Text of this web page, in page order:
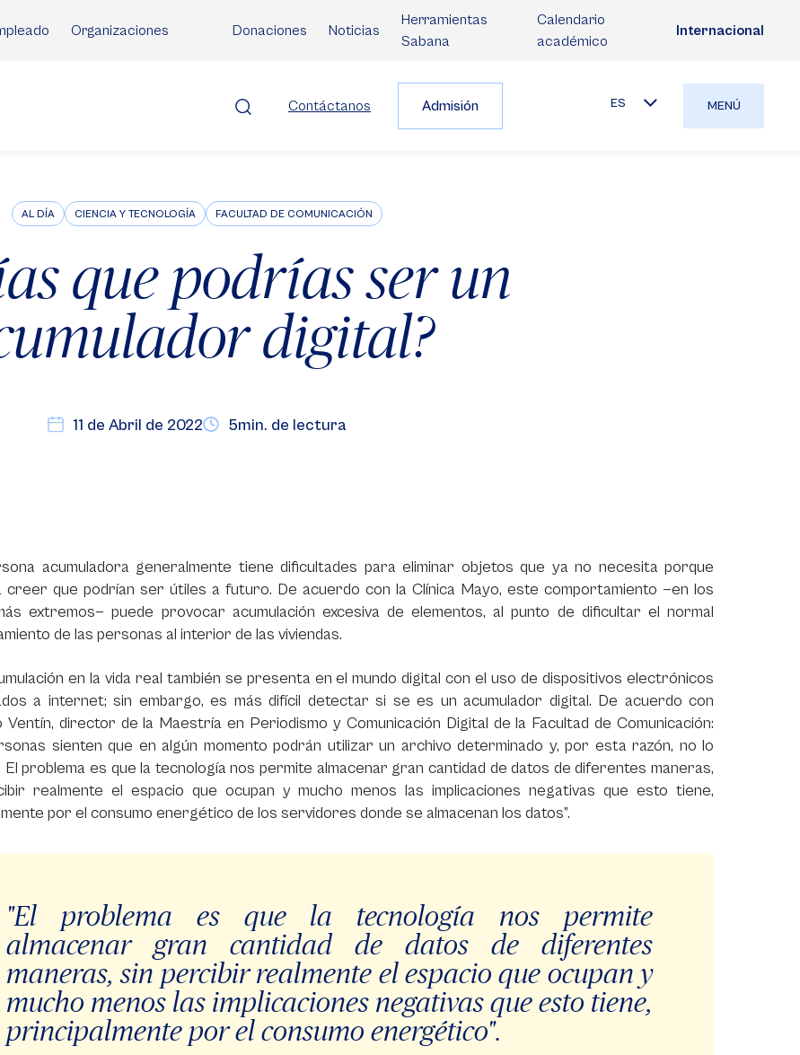
Organizaciones Donaciones Noticias
Herramientas
Sabana
Calendario
académico
Internacional
Contáctanos Admisión ES MENÚ
AL DÍA CIENCIA Y TECNOLOGÍA FACULTAD DE COMUNICACIÓN
que podrías ser un
digital?
11 de Abril de 2022 5min. de lectura
acumuladora generalmente tiene dificultades para eliminar objetos que ya no necesita porque
creer que podrían ser útiles a futuro. De acuerdo con la Clínica Mayo, este comportamiento —en los
extremos— puede provocar acumulación excesiva de elementos, al punto de dificultar el normal
de las personas al interior de las viviendas.
en la vida real también se presenta en el mundo digital con el uso de dispositivos electrónicos
a internet; sin embargo, es más difícil detectar si se es un acumulador digital. De acuerdo con
Ventín, director de la Maestría en Periodismo y Comunicación Digital de la Facultad de Comunicación:
sienten que en algún momento podrán utilizar un archivo determinado y, por esta razón, no lo
El problema es que la tecnología nos permite almacenar gran cantidad de datos de diferentes maneras,
realmente el espacio que ocupan y mucho menos las implicaciones negativas que esto tiene,
por el consumo energético de los servidores donde se almacenan los datos”.
"El problema es que la tecnología nos permite
almacenar gran cantidad de datos de diferentes
maneras, sin percibir realmente el espacio que ocupan y
mucho menos las implicaciones negativas que esto tiene,
principalmente por el consumo energético".